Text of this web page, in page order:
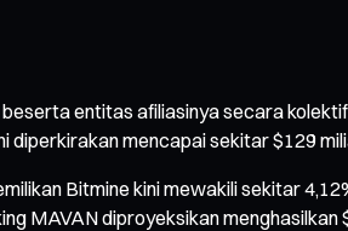
entitas afiliasinya secara
diperkirakan mencapai sekitar $129
Bitmine kini mewakili sekitar
MAVAN diproyeksikan